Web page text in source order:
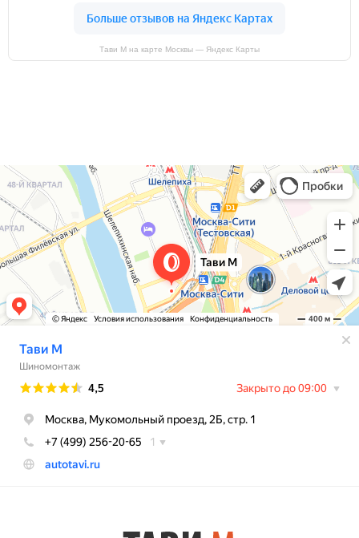
Тави М на карте Москвы — Яндекс Карты
Тави М
Автосервис, автотехцентр в Москве
Автомойка в Москве